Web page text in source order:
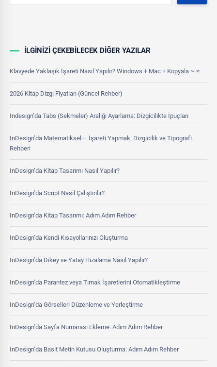
İLGINIZI ÇEKEBILECEK DIĞER YAZILAR
Klavyede Yaklaşık İşareti Nasıl Yapılır? Windows + Mac + Kopyala ~ ≈
2026 Kitap Dizgi Fiyatları (Güncel Rehber)
Indesign’da Tabs (Sekmeler) Aralığı Ayarlama: Dizgicilikte İpuçları
InDesign’da Matematiksel – İşareti Yapmak: Dizgicilik ve Tipografi
Rehberi
InDesign’da Kitap Tasarımı Nasıl Yapılır?
InDesign’da Script Nasıl Çalıştırılır?
InDesign’da Kitap Tasarımı: Adım Adım Rehber
InDesign’da Kendi Kısayollarınızı Oluşturma
InDesign’da Dikey ve Yatay Hizalama Nasıl Yapılır?
InDesign’da Parantez veya Tırnak İşaretlerini Otomatikleştirme
InDesign’da Görselleri Düzenleme ve Yerleştirme
InDesign’da Sayfa Numarası Ekleme: Adım Adım Rehber
InDesign’da Basit Metin Kutusu Oluşturma: Adım Adım Rehber